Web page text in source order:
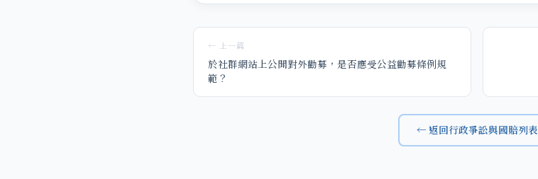
← 上一篇
於社群網站上公開對外勸募，是否應受公益勸募條例規
範？
← 返回行政爭訟與國賠列表